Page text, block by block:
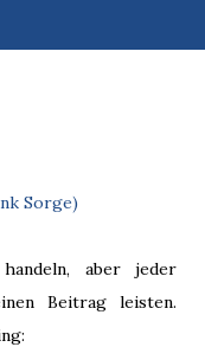
Sorge)
aber jeder
Beitrag leisten.